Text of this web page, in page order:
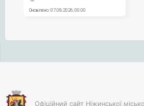
Офіційний сайт Ніжинської